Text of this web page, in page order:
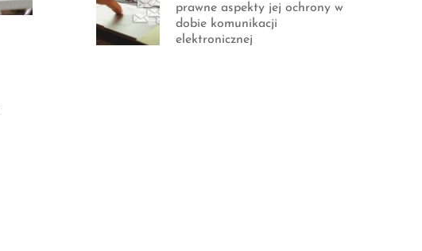
prawne aspekty jej ochrony w
dobie komunikacji
elektronicznej